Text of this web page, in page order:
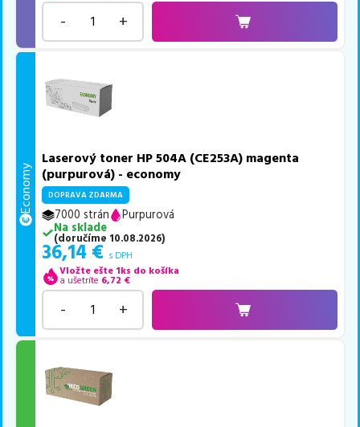
- +
Economy
Laserový toner HP 504A (CE253A) magenta
(purpurová) - economy
DOPRAVA ZDARMA
7000 strán
Purpurová
Na sklade
(doručíme 10.08.2026)
36,14 € s DPH
Vložte ešte 1ks do košíka
a ušetríte 6,72 €
- +